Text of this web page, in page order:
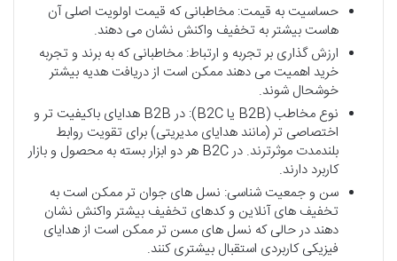
حساسیت به قیمت: مخاطبانی که قیمت اولویت اصلی آن
هاست بیشتر به تخفیف واکنش نشان می دهند.
ارزش گذاری بر تجربه و ارتباط: مخاطبانی که به برند و تجربه
خرید اهمیت می دهند ممکن است از دریافت هدیه بیشتر
خوشحال شوند.
نوع مخاطب (B2B یا B2C): در B2B هدایای باکیفیت تر و
اختصاصی تر (مانند هدایای مدیریتی) برای تقویت روابط
بلندمدت موثرترند. در B2C هر دو ابزار بسته به محصول و بازار
کاربرد دارند.
سن و جمعیت شناسی: نسل های جوان تر ممکن است به
تخفیف های آنلاین و کدهای تخفیف بیشتر واکنش نشان
دهند در حالی که نسل های مسن تر ممکن است از هدایای
فیزیکی کاربردی استقبال بیشتری کنند.